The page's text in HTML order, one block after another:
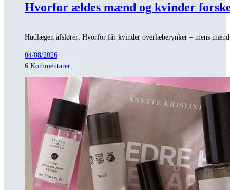
Hvorfor ældes mænd og kvinder
Hudlægen afslører: Hvorfor får kvinder overlæberynker – mens mænd
04/08/2026
6 Kommentarer